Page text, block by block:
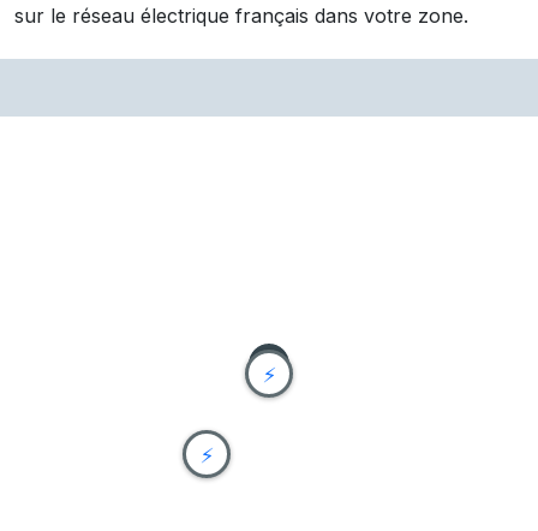
sur le réseau électrique français dans votre zone.
⚡
⚡